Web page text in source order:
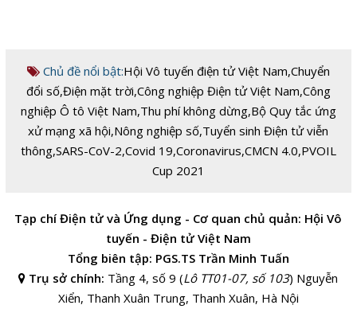
Chủ đề nổi bật:Hội Vô tuyến điện tử Việt Nam,Chuyển
đổi số,Điện mặt trời,Công nghiệp Điện tử Việt Nam,Công
nghiệp Ô tô Việt Nam,Thu phí không dừng,Bộ Quy tắc ứng
xử mạng xã hội,Nông nghiệp số,Tuyển sinh Điện tử viễn
thông,SARS-CoV-2,Covid 19,Coronavirus,CMCN 4.0,PVOIL
Cup 2021
Tạp chí Điện tử và Ứng dụng - Cơ quan chủ quản: Hội Vô
tuyến - Điện tử Việt Nam
Tổng biên tập: PGS.TS Trần Minh Tuấn
Trụ sở chính: Tầng 4, số 9 (Lô TT01-07, số 103) Nguyễn
Xiển, Thanh Xuân Trung, Thanh Xuân, Hà Nội